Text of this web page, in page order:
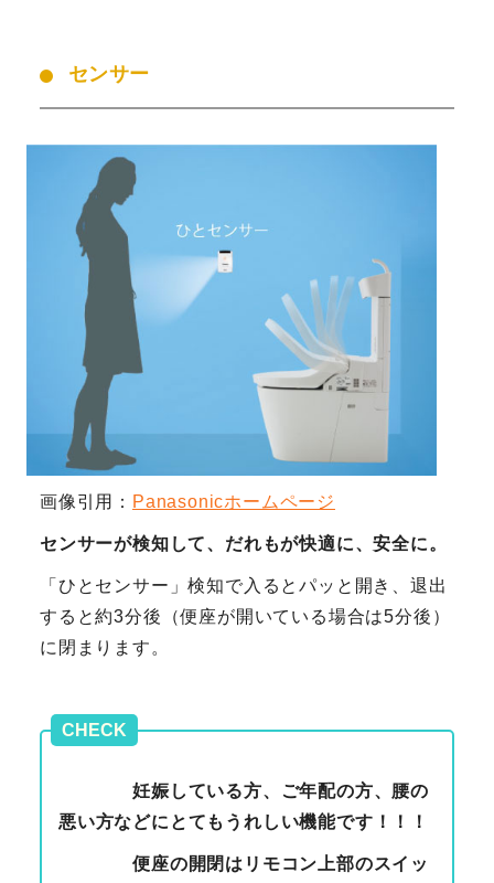
センサー
画像引用： Panasonicホームページ
センサーが検知して、だれもが快適に、安全に。
「ひとセンサー」検知で入るとパッと開き、退出
すると約3分後（便座が開いている場合は5分後）
に閉まります。
CHECK
妊娠している方、ご年配の方、腰の
悪い方などにとてもうれしい機能です！！！
便座の開閉はリモコン上部のスイッ